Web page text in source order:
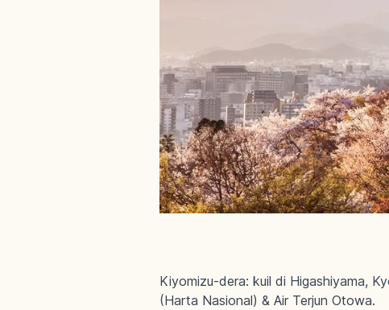
Kiyomizu-dera: kuil di Higashiyama,
(Harta Nasional) & Air Terjun Otowa.